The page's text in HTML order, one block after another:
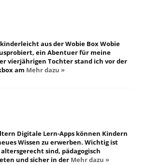
aus der Wobie Box Wobie
ein Abentuer für meine
vierjährigen Tochter stand ich vor der
am Mehr dazu »
Digitale Lern-Apps können Kindern
Wissen zu erwerben. Wichtig ist
altersgerecht sind, pädagogisch
und sicher in der Mehr dazu »